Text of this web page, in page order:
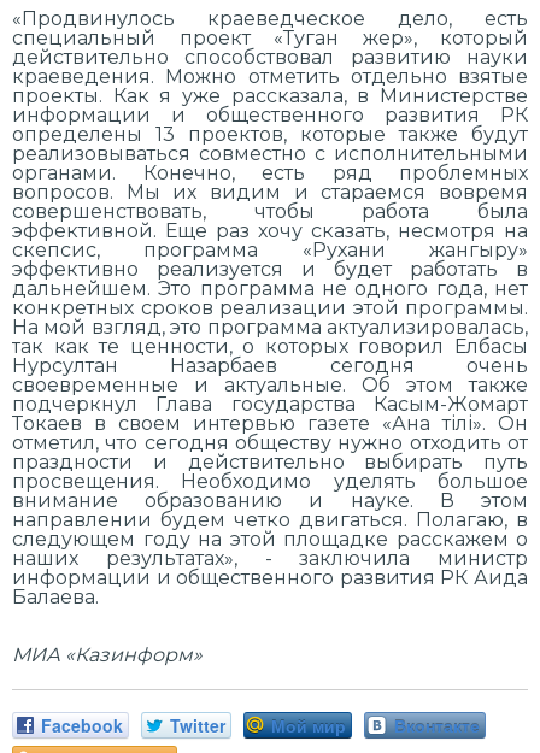
«Продвинулось краеведческое дело, есть
специальный проект «Туган жер», который
действительно способствовал развитию науки
краеведения. Можно отметить отдельно взятые
проекты. Как я уже рассказала, в Министерстве
информации и общественного развития РК
определены 13 проектов, которые также будут
реализовываться совместно с исполнительными
органами. Конечно, есть ряд проблемных
вопросов. Мы их видим и стараемся вовремя
совершенствовать, чтобы работа была
эффективной. Еще раз хочу сказать, несмотря на
скепсис, программа «Рухани жангыру»
эффективно реализуется и будет работать в
дальнейшем. Это программа не одного года, нет
конкретных сроков реализации этой программы.
На мой взгляд, это программа актуализировалась,
так как те ценности, о которых говорил Елбасы
Нурсултан Назарбаев сегодня очень
своевременные и актуальные. Об этом также
подчеркнул Глава государства Касым-Жомарт
Токаев в своем интервью газете «Ана тілі». Он
отметил, что сегодня обществу нужно отходить от
праздности и действительно выбирать путь
просвещения. Необходимо уделять большое
внимание образованию и науке. В этом
направлении будем четко двигаться. Полагаю, в
следующем году на этой площадке расскажем о
наших результатах», - заключила министр
информации и общественного развития РК Аида
Балаева.
МИА «Казинформ»
Facebook Twitter Мой мир
Вконтакте